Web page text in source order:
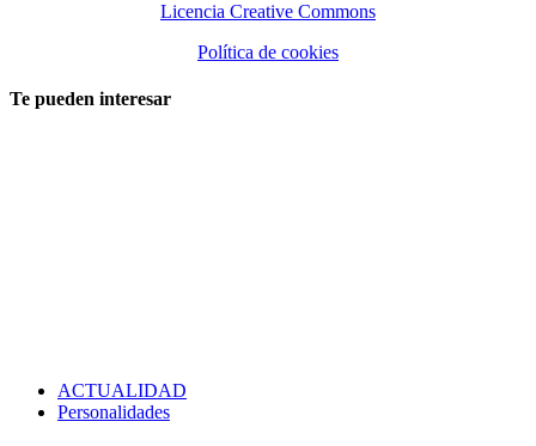
Licencia Creative Commons
Política de cookies
Te pueden interesar
ACTUALIDAD
Personalidades